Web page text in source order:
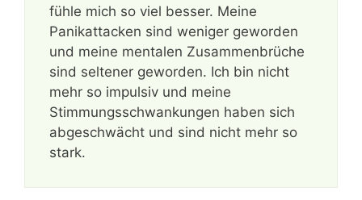
fühle mich so viel besser. Meine
Panikattacken sind weniger geworden
und meine mentalen Zusammenbrüche
sind seltener geworden. Ich bin nicht
mehr so impulsiv und meine
Stimmungsschwankungen haben sich
abgeschwächt und sind nicht mehr so
stark.